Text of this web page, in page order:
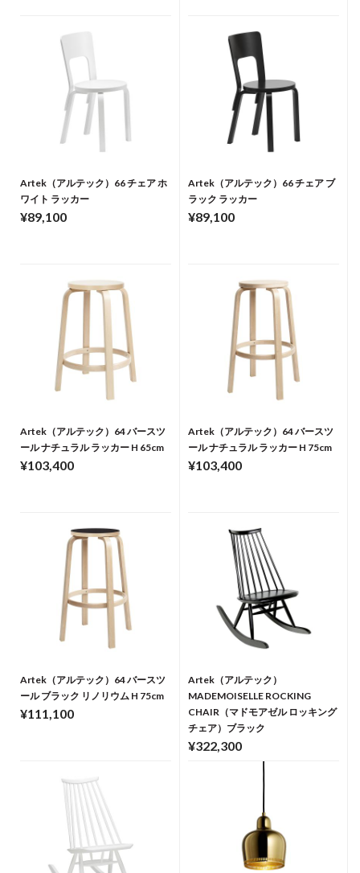
Artek（アルテック）66 チェア ホ
ワイト ラッカー
¥89,100
Artek（アルテック）66 チェア ブ
ラック ラッカー
¥89,100
Artek（アルテック）64 バースツ
ール ナチュラル ラッカー H 65cm
¥103,400
Artek（アルテック）64 バースツ
ール ナチュラル ラッカー H 75cm
¥103,400
Artek（アルテック）64 バースツ
ール ブラック リノリウム H 75cm
¥111,100
Artek（アルテック）
MADEMOISELLE ROCKING
CHAIR（マドモアゼル ロッキング
チェア）ブラック
¥322,300